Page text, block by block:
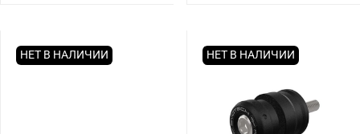
НЕТ В НАЛИЧИИ НЕТ В НАЛИЧИИ